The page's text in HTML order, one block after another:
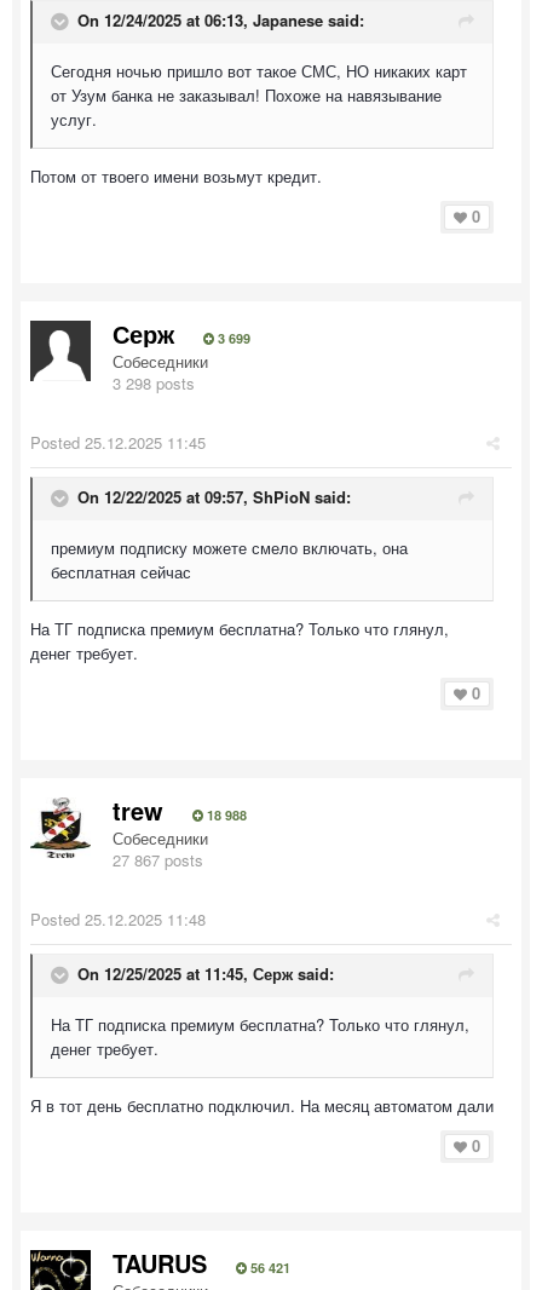
On 12/24/2025 at 06:13, Japanese said:
Сегодня ночью пришло вот такое СМС, НО никаких карт
от Узум банка не заказывал! Похоже на навязывание
услуг.
Потом от твоего имени возьмут кредит.
0
Серж 3 699
Собеседники
3 298 posts
Posted 25.12.2025 11:45
On 12/22/2025 at 09:57, ShPioN said:
премиум подписку можете смело включать, она
бесплатная сейчас
На ТГ подписка премиум бесплатна? Только что глянул,
денег требует.
0
trew 18 988
Собеседники
27 867 posts
Posted 25.12.2025 11:48
On 12/25/2025 at 11:45, Серж said:
На ТГ подписка премиум бесплатна? Только что глянул,
денег требует.
Я в тот день бесплатно подключил. На месяц автоматом дали
0
TAURUS 56 421